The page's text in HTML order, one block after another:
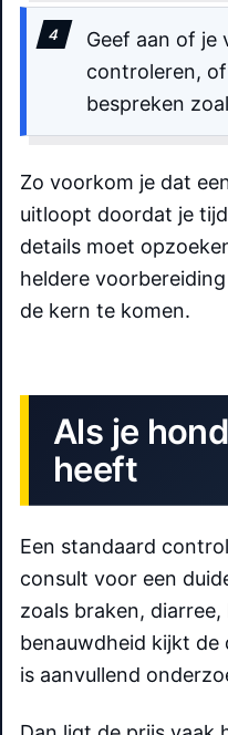
Geef aan of je
controleren,
bespreken
Zo voorkom je dat
uitloopt doordat je
details moet
heldere
de kern te komen.
Als je
heeft
Een standaard
consult voor een
zoals braken,
benauwdheid kijkt
is aanvullend